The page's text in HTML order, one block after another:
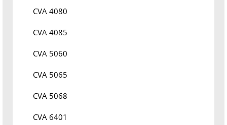
CVA 4080
CVA 4085
CVA 5060
CVA 5065
CVA 5068
CVA 6401